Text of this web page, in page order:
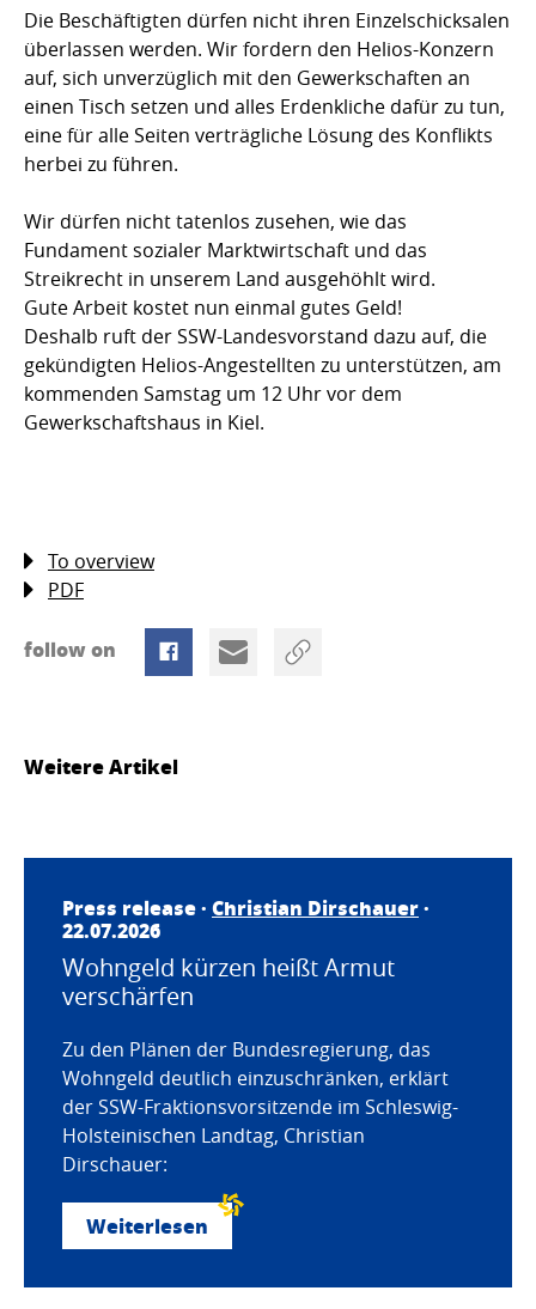
Die Beschäftigten dürfen nicht ihren Einzelschicksalen
überlassen werden. Wir fordern den Helios-Konzern
auf, sich unverzüglich mit den Gewerkschaften an
einen Tisch setzen und alles Erdenkliche dafür zu tun,
eine für alle Seiten verträgliche Lösung des Konflikts
herbei zu führen.
Wir dürfen nicht tatenlos zusehen, wie das
Fundament sozialer Marktwirtschaft und das
Streikrecht in unserem Land ausgehöhlt wird.
Gute Arbeit kostet nun einmal gutes Geld!
Deshalb ruft der SSW-Landesvorstand dazu auf, die
gekündigten Helios-Angestellten zu unterstützen, am
kommenden Samstag um 12 Uhr vor dem
Gewerkschaftshaus in Kiel.
To overview
PDF
follow on
Weitere Artikel
Press release · Christian Dirschauer·
22.07.2026
Wohngeld kürzen heißt Armut
verschärfen
Zu den Plänen der Bundesregierung, das
Wohngeld deutlich einzuschränken, erklärt
der SSW-Fraktionsvorsitzende im Schleswig-
Holsteinischen Landtag, Christian
Dirschauer:
Weiterlesen